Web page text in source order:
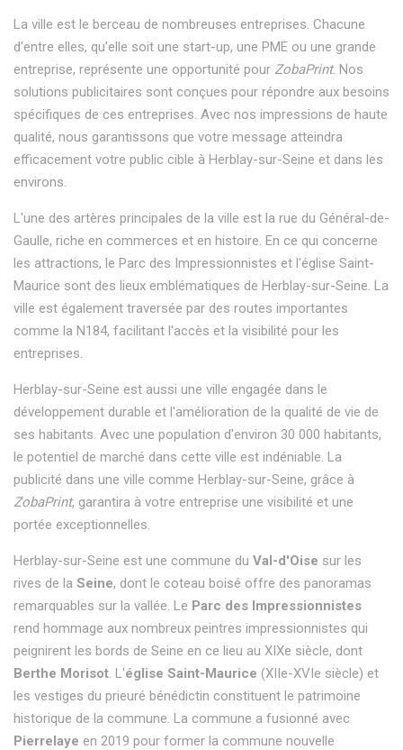
La ville est le berceau de nombreuses entreprises. Chacune
d'entre elles, qu'elle soit une start-up, une PME ou une grande
entreprise, représente une opportunité pour ZobaPrint. Nos
solutions publicitaires sont conçues pour répondre aux besoins
spécifiques de ces entreprises. Avec nos impressions de haute
qualité, nous garantissons que votre message atteindra
efficacement votre public cible à Herblay-sur-Seine et dans les
environs.
L'une des artères principales de la ville est la rue du Général-de-
Gaulle, riche en commerces et en histoire. En ce qui concerne
les attractions, le Parc des Impressionnistes et l'église Saint-
Maurice sont des lieux emblématiques de Herblay-sur-Seine. La
ville est également traversée par des routes importantes
comme la N184, facilitant l'accès et la visibilité pour les
entreprises.
Herblay-sur-Seine est aussi une ville engagée dans le
développement durable et l'amélioration de la qualité de vie de
ses habitants. Avec une population d'environ 30 000 habitants,
le potentiel de marché dans cette ville est indéniable. La
publicité dans une ville comme Herblay-sur-Seine, grâce à
ZobaPrint, garantira à votre entreprise une visibilité et une
portée exceptionnelles.
Herblay-sur-Seine est une commune du Val-d'Oise sur les
rives de la Seine, dont le coteau boisé offre des panoramas
remarquables sur la vallée. Le Parc des Impressionnistes
rend hommage aux nombreux peintres impressionnistes qui
peignirent les bords de Seine en ce lieu au XIXe siècle, dont
Berthe Morisot. L'église Saint-Maurice (XIIe-XVIe siècle) et
les vestiges du prieuré bénédictin constituent le patrimoine
historique de la commune. La commune a fusionné avec
Pierrelaye en 2019 pour former la commune nouvelle